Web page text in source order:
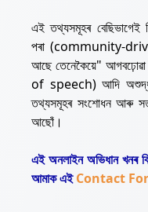
এই তথ্যসমূহৰ বেছিভাগেই
পৰা (community-
আছে তেনেকৈয়ে"
of speech) আদি অশুদ্ধ
তথ্যসমূহৰ সংশোধন আৰু
আছোঁ।
এই অনলাইন অভিধান খনৰ
আমাক এইContact